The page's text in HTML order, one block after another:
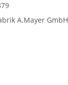
A.Mayer GmbH